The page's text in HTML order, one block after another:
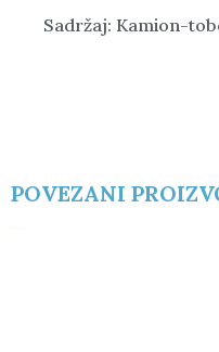
Sadržaj: Kamion-
POVEZANI